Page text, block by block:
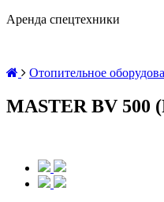
Аренда спецтехники
Отопительное
MASTER BV 500